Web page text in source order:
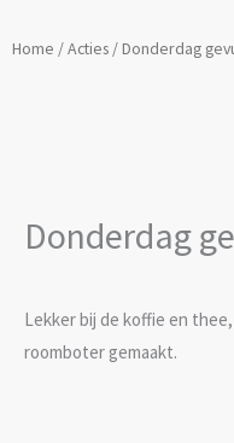
Home /Acties / Donderdag
Donderdag
Lekker bij de koffie en
roomboter gemaakt.